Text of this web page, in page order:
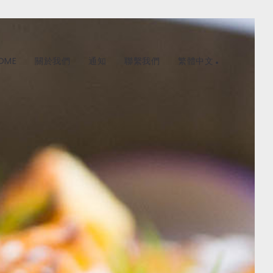
關於我們 通知 聯繫我們 繁體中文